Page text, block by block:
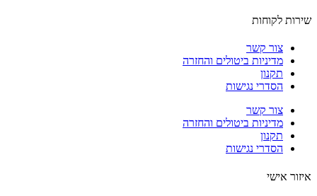
לקוחות
צור קשר
מדיניות ביטולים והחזרה
תקנון
הסדרי נגישות
צור קשר
מדיניות ביטולים והחזרה
תקנון
הסדרי נגישות
אישי